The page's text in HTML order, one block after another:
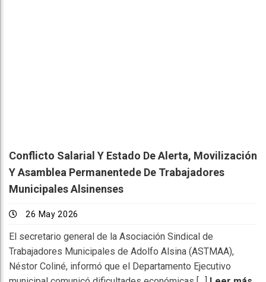
Conflicto Salarial Y Estado De Alerta, Movilización
Y Asamblea Permanentede De Trabajadores
Municipales Alsinenses
26 May 2026
El secretario general de la Asociación Sindical de
Trabajadores Municipales de Adolfo Alsina (ASTMAA),
Néstor Coliné, informó que el Departamento Ejecutivo